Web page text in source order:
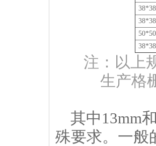
注：以上
生产格
其中13mm
殊要求。一般